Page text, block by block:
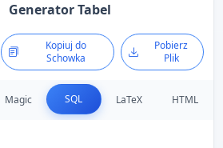
Generator Tabel
Kopiuj do
Schowka
Pobierz
Plik
Magic SQL LaTeX HTML